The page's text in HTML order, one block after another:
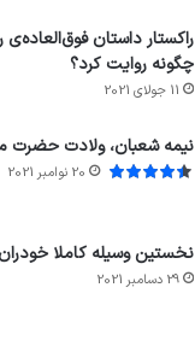
راکستار داستان
چگونه روایت کرد؟
11 جولای 2021
نیمه شعبان، ولادت
20 نوامبر 2021
نخستین وسیله کاملا
29 دسامبر 2021